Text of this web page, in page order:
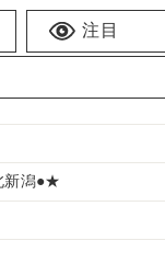
注目
新潟●★